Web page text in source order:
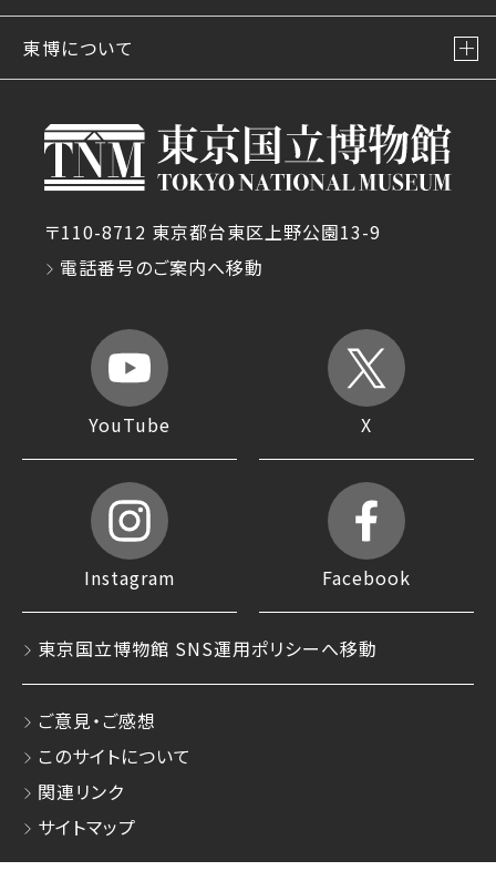
東博について
〒110-8712 東京都台東区上野公園13-9
電話番号のご案内へ移動
YouTube X
Instagram Facebook
東京国立博物館 SNS運用ポリシーへ移動
ご意見・ご感想
このサイトについて
関連リンク
サイトマップ